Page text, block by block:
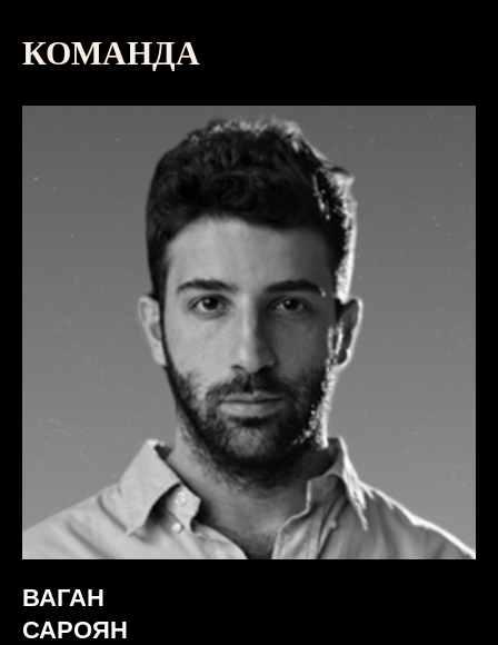
КОМАНДА
ВАГАН
САРОЯН